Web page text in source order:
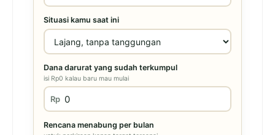
Situasi kamu saat ini
Dana darurat yang sudah terkumpul
isi Rp0 kalau baru mau mulai
Rp
Rencana menabung per bulan